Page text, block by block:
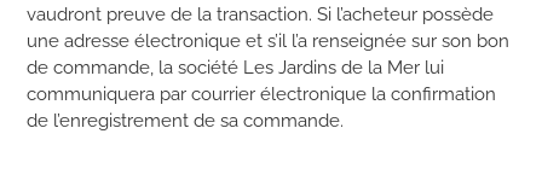
vaudront preuve de la transaction. Si l’acheteur possède
une adresse électronique et s’il l’a renseignée sur son bon
de commande, la société Les Jardins de la Mer lui
communiquera par courrier électronique la confirmation
de l’enregistrement de sa commande.